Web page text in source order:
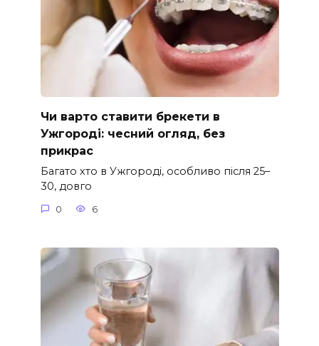
Чи варто ставити брекети в
Ужгороді: чесний огляд, без
прикрас
Багато хто в Ужгороді, особливо після 25–
30, довго
0 6